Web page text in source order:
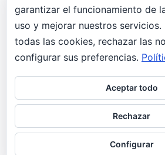
10 junio, 2022
MacOS High Sierra – Nvidia
Certificado
Si eres usuario de MacOS
montas un chip gráfico de
Drivers, por…
garantizar el funcionamiento de
uso y mejorar nuestros servicios.
todas las cookies, rechazar las
configurar sus preferencias.
Aceptar todo
Rechazar
Configurar